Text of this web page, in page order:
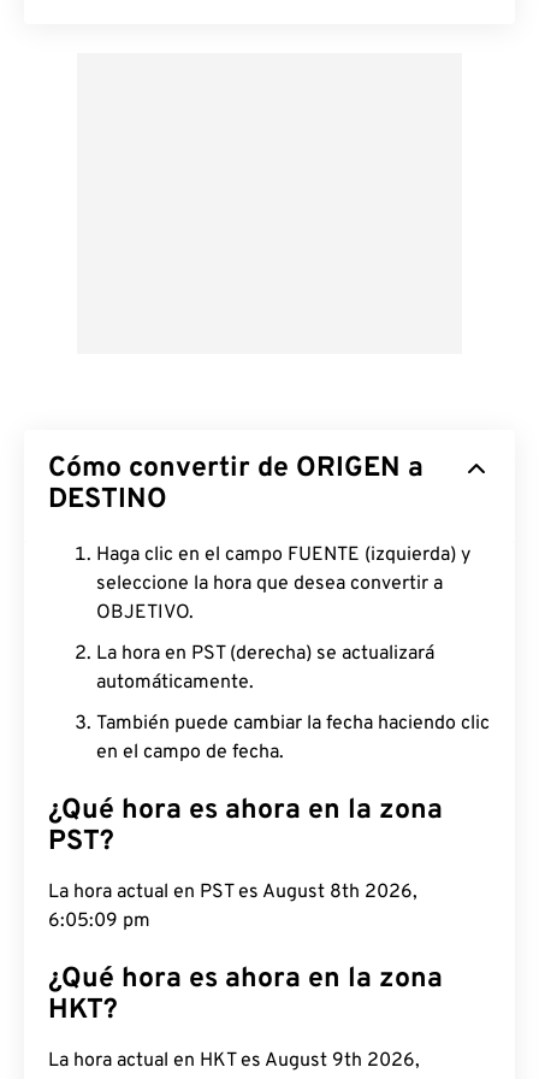
Cómo convertir de ORIGEN a
DESTINO
Haga clic en el campo FUENTE (izquierda) y
seleccione la hora que desea convertir a
OBJETIVO.
La hora en PST (derecha) se actualizará
automáticamente.
También puede cambiar la fecha haciendo clic
en el campo de fecha.
¿Qué hora es ahora en la zona
PST?
La hora actual en PST es August 8th 2026, 6:05:10
pm
¿Qué hora es ahora en la zona
HKT?
La hora actual en HKT es August 9th 2026, 9:05:10